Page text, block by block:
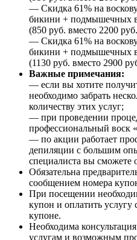
— Скидка 61% на
бикини + подмышечных
(850 руб. вместо 2200
— Скидка 61% на
бикини + подмышечных
(1130 руб. вместо 2900
Важные примечания:
— если вы хотите
необходимо забрать
количеству этих услуг;
— при проведении
профессиональный воск
— по акции работает
депиляции с большим
специалиста вы сможете
Обязательна
сообщением номера
При посещении
купон и оплатить услугу
купоне.
Необходима
услугам и возможным